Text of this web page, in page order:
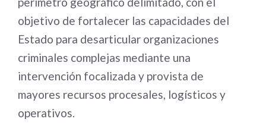
objetivo de fortalecer las capacidades del
Estado para desarticular organizaciones
criminales complejas mediante una
intervención focalizada y provista de
mayores recursos procesales, logísticos y
operativos.